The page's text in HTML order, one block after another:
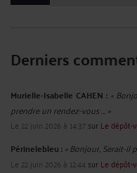
LE CYBER HARCÈLEMENT
ParMurielle-Isabelle CAHENle